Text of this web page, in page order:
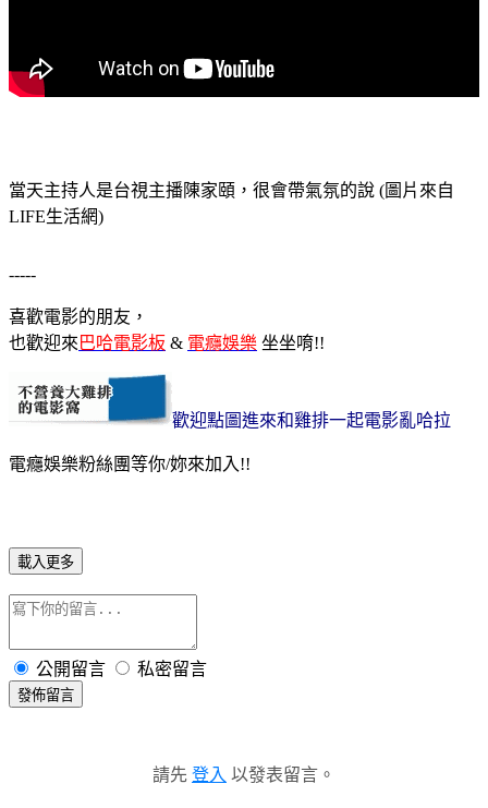
當天主持人是台視主播陳家頤，很會帶氣氛的說 (圖片來自
LIFE生活網)
-----
喜歡電影的朋友，
也歡迎來 巴哈電影板 & 電癮娛樂 坐坐唷!!
歡迎點圖進來和雞排一起電影亂哈拉
電癮娛樂粉絲團等你/妳來加入!!
載入更多
公開留言 私密留言
發佈留言
請先 登入 以發表留言。